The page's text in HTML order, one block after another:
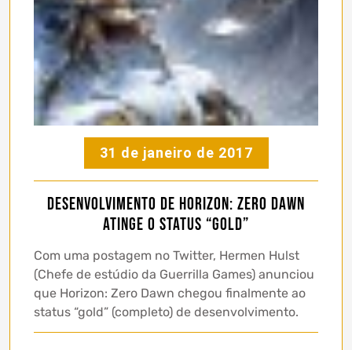
31 de janeiro de 2017
Desenvolvimento de Horizon: Zero Dawn
atinge o status “gold”
Com uma postagem no Twitter, Hermen Hulst
(Chefe de estúdio da Guerrilla Games) anunciou
que Horizon: Zero Dawn chegou finalmente ao
status “gold” (completo) de desenvolvimento.